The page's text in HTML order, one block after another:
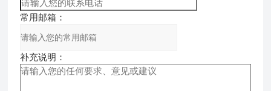
常用邮箱：
补充说明：